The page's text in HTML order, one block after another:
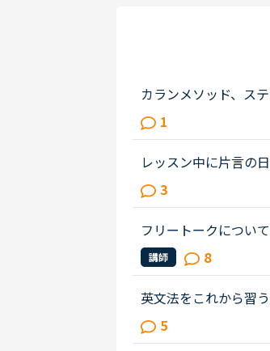
カランメソッド、ス
ぜ起こるのかを教えてください。
here are in
1
レッスン中に片言の
法初級を主に受講し
イ」「ガンバテ」「ワ
3
フリートークについ
ることあれば教えて
リートークを受講する
講師 8
英文法をこれから習
は、説明そのものを
と、なかなか厳しいの
5